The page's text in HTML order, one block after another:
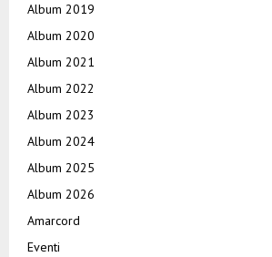
Album 2019
Album 2020
Album 2021
Album 2022
Album 2023
Album 2024
Album 2025
Album 2026
Amarcord
Eventi